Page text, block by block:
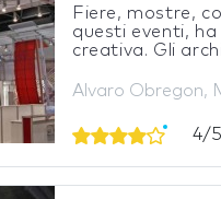
Fiere, mostre,
questi eventi,
creativa. Gli
Alvaro Obregon,
4/